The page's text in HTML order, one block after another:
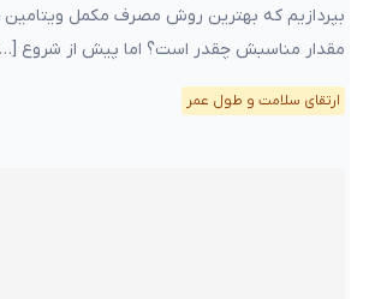
بپردازیم که بهترین روش مصرف مکمل
مقدار مناسبش چقدر است؟ اما پیش از شروع […]
ارتقای سلامت و طول عمر